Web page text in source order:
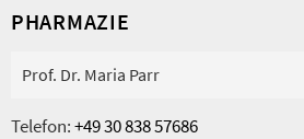
PHARMAZIE
Prof. Dr. Maria Parr
Telefon:+49 30 838 57686